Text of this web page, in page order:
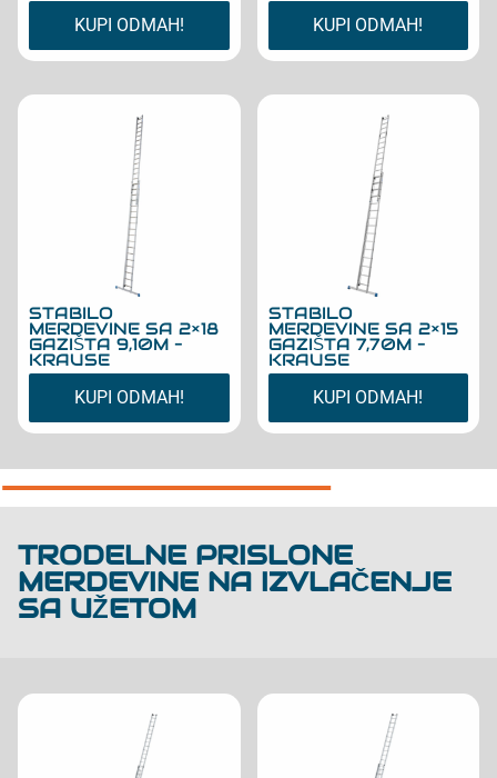
KUPI ODMAH!
KUPI ODMAH!
STABILO
MERDEVINE SA 2×18
GAZIŠTA 9,10M –
KRAUSE
KUPI ODMAH!
STABILO
MERDEVINE SA 2×15
GAZIŠTA 7,70M –
KRAUSE
KUPI ODMAH!
TRODELNE PRISLONE
MERDEVINE NA IZVLAČENJE
SA UŽETOM